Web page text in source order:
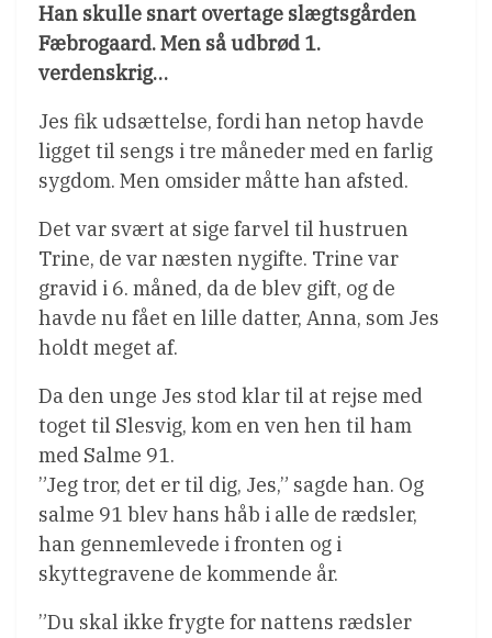
Han skulle snart overtage slægtsgården
Fæbrogaard. Men så udbrød 1.
verdenskrig…
Jes fik udsættelse, fordi han netop havde
ligget til sengs i tre måneder med en farlig
sygdom. Men omsider måtte han afsted.
Det var svært at sige farvel til hustruen
Trine, de var næsten nygifte. Trine var
gravid i 6. måned, da de blev gift, og de
havde nu fået en lille datter, Anna, som Jes
holdt meget af.
Da den unge Jes stod klar til at rejse med
toget til Slesvig, kom en ven hen til ham
med Salme 91.
”Jeg tror, det er til dig, Jes,” sagde han. Og
salme 91 blev hans håb i alle de rædsler,
han gennemlevede i fronten og i
skyttegravene de kommende år.
”Du skal ikke frygte for nattens rædsler